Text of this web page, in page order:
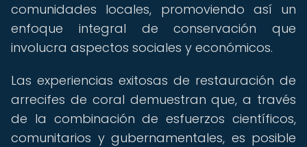
comunidades locales, promoviendo así un
enfoque integral de conservación que
involucra aspectos sociales y económicos.
Las experiencias exitosas de restauración de
arrecifes de coral demuestran que, a través
de la combinación de esfuerzos científicos,
comunitarios y gubernamentales, es posible